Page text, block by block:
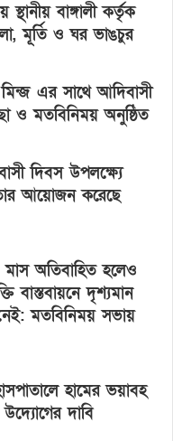
বাঙ্গালী কর্তৃক
মূর্তি ও ঘর ভাঙচুর
মিন্জ এর সাথে আদিবাসী
ও মতবিনিময় অনুষ্ঠিত
দিবস উপলক্ষ্যে
আয়োজন করেছে
অতিবাহিত হলেও
বাস্তবায়নে দৃশ্যমান
মতবিনিময় সভায়
হামের ভয়াবহ
উদ্যোগের দাবি